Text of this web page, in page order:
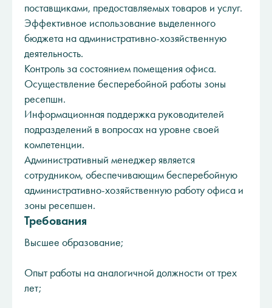
поставщиками, предоставляемых товаров и услуг.
Эффективное использование выделенного
бюджета на административно-хозяйственную
деятельность.
Контроль за состоянием помещения офиса.
Осуществление бесперебойной работы зоны
ресепшн.
Информационная поддержка руководителей
подразделений в вопросах на уровне своей
компетенции.
Административный менеджер является
сотрудником, обеспечивающим бесперебойную
административно-хозяйственную работу офиса и
зоны ресепшен.
Требования
Высшее образование;
Опыт работы на аналогичной должности от трех
лет;